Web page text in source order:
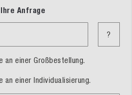
Ihre Anfrage
?
an einer Großbestellung.
an einer Individualisierung.